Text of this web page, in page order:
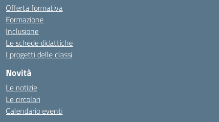
Offerta formativa
Formazione
Inclusione
Le schede didattiche
I progetti delle classi
Novità
Le notizie
Le circolari
Calendario eventi